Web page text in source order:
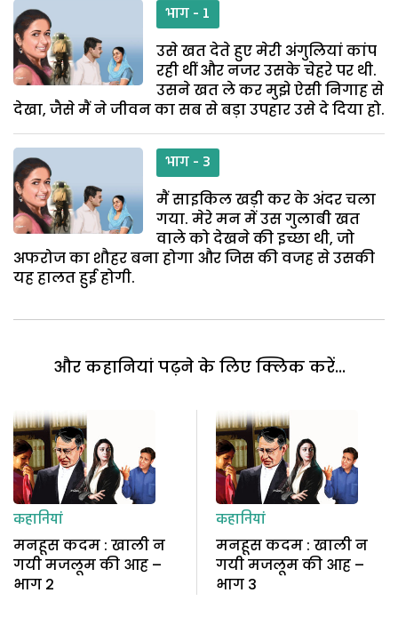
भाग - 1
उसे खत देते हुए मेरी अंगुलियां कांप
रही थीं और नजर उसके चेहरे पर थी.
उसने खत ले कर मुझे ऐसी निगाह से
देखा, जैसे मैं ने जीवन का सब से बड़ा उपहार उसे दे दिया हो.
भाग - 3
मैं साइकिल खड़ी कर के अंदर चला
गया. मेरे मन में उस गुलाबी खत
वाले को देखने की इच्छा थी, जो
अफरोज का शौहर बना होगा और जिस की वजह से उसकी
यह हालत हुई होगी.
और कहानियां पढ़ने के लिए क्लिक करें...
कहानियां
मनहूस कदम : खाली न
गयी मजलूम की आह –
भाग 2
कहानियां
मनहूस कदम : खाली न
गयी मजलूम की आह –
भाग 3